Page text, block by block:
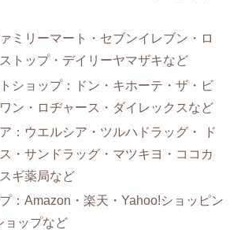
ミリーマート・セブンイレブン・ロ
トップ・デイリーヤマザキなど
ショップ：ドン・キホーテ・ザ・ビ
ン・ロヂャース・ダイレックスなど
：ウエルシア・ツルハドラッグ・ ド
・サンドラッグ・マツキヨ・ココカ
ギ薬局など
：Amazon・楽天・Yahoo!ショッピン
ョップなど